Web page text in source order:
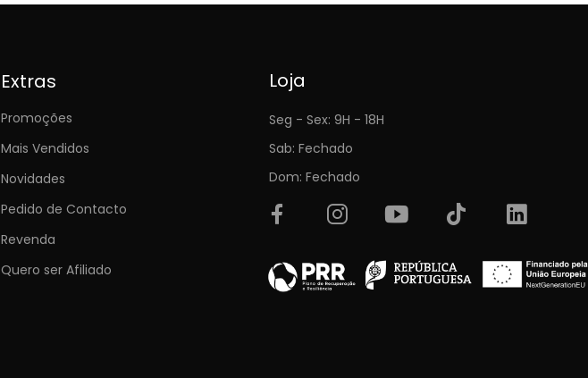
Extras
Promoções
Mais Vendidos
Novidades
Pedido de Contacto
Revenda
Quero ser Afiliado
Loja
Seg - Sex: 9H - 18H
Sab: Fechado
Dom: Fechado